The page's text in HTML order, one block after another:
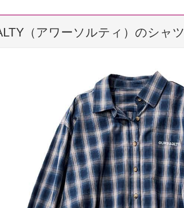
（アワーソルティ）のシャツ